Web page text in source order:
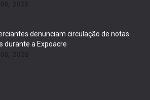
denunciam circulação de notas
durante a Expoacre